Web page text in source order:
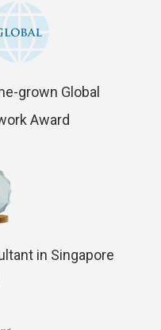
grown Global
Award
in Singapore